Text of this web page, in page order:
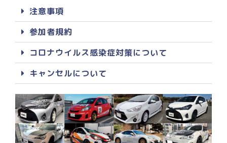
注意事項
参加者規約
コロナウイルス感染症対策について
キャンセルについて